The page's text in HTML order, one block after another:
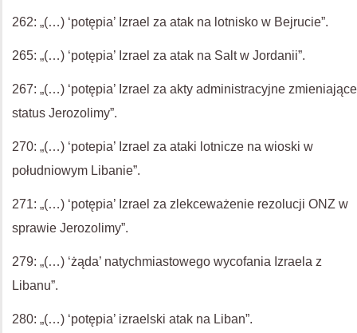
262: „(…) ‘potępia’ Izrael za atak na lotnisko w Bejrucie”.
265: „(…) ‘potępia’ Izrael za atak na Salt w Jordanii”.
267: „(…) ‘potępia’ Izrael za akty administracyjne zmieniające
status Jerozolimy”.
270: „(…) ‘potepia’ Izrael za ataki lotnicze na wioski w
południowym Libanie”.
271: „(…) ‘potępia’ Izrael za zlekceważenie rezolucji ONZ w
sprawie Jerozolimy”.
279: „(…) ‘żąda’ natychmiastowego wycofania Izraela z
Libanu”.
280: „(…) ‘potępia’ izraelski atak na Liban”.